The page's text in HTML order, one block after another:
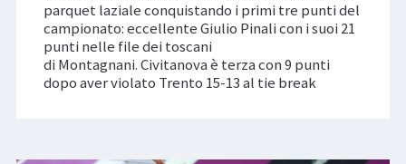
parquet laziale conquistando i primi tre punti del
campionato: eccellente Giulio Pinali con i suoi 21
punti nelle file dei toscani
di Montagnani. Civitanova è terza con 9 punti
dopo aver violato Trento 15-13 al tie break